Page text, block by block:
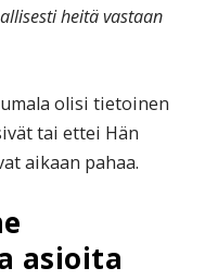
heitä vastaan
olisi tietoinen
tai ettei Hän
aikaan pahaa.
asioita